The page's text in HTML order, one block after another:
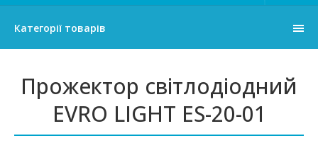
Категорії товарів
Прожектор світлодіодний
EVRO LIGHT ES-20-01